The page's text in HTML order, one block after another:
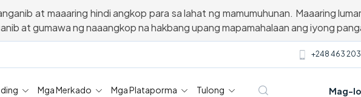
at maaaring hindi angkop para sa lahat ng mamumuhunan. Maaaring
at gumawa ng naaangkop na hakbang upang mapamahalaan ang iyong
+248 463
Mga Merkado Mga Plataporma Tulong Mag-